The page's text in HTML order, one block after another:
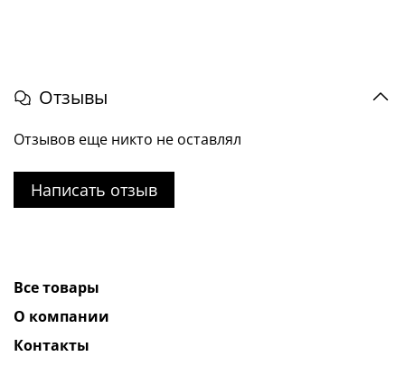
Отзывы
Отзывов еще никто не оставлял
Написать отзыв
Все товары
О компании
Контакты